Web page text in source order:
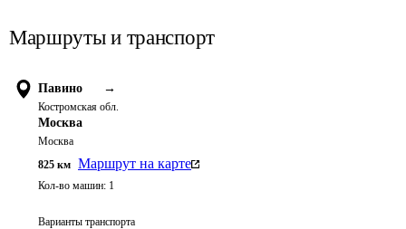
Маршруты и транспорт
Павино →
Костромская обл.
Москва
Москва
825 км Маршрут на карте
Кол-во машин: 1
Варианты транспорта